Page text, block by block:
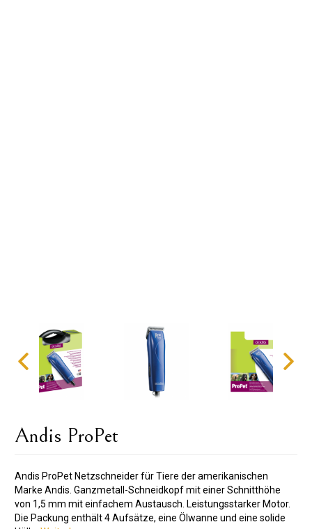
Andis ProPet
Andis ProPet Netzschneider für Tiere der amerikanischen
Marke Andis. Ganzmetall-Schneidkopf mit einer Schnitthöhe
von 1,5 mm mit einfachem Austausch. Leistungsstarker Motor.
Die Packung enthält 4 Aufsätze, eine Ölwanne und eine solide